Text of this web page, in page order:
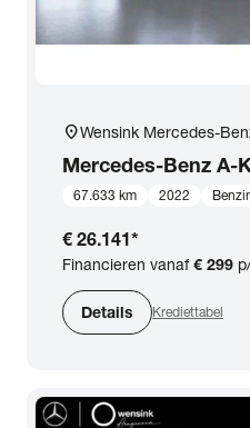
location_onWensink Mercedes-
Mercedes-Benz A-
67.633 km 2022
€ 26.141*
Financieren vanaf€ 299
Details Krediettabel